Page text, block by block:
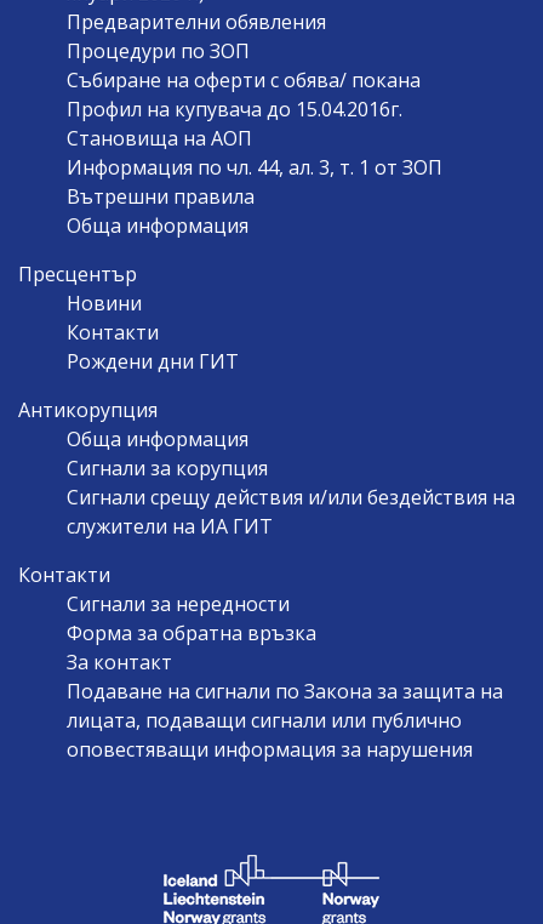
Предварителни обявления
Процедури по ЗОП
Събиране на оферти с обява/ покана
Профил на купувача до 15.04.2016г.
Становища на АОП
Информация по чл. 44, ал. 3, т. 1 от ЗОП
Вътрешни правила
Обща информация
Пресцентър
Новини
Контакти
Рождени дни ГИТ
Антикорупция
Обща информация
Сигнали за корупция
Сигнали срещу действия и/или бездействия на
служители на ИА ГИТ
Контакти
Сигнали за нередности
Форма за обратна връзка
За контакт
Подаване на сигнали по Закона за защита на
лицата, подаващи сигнали или публично
оповестяващи информация за нарушения